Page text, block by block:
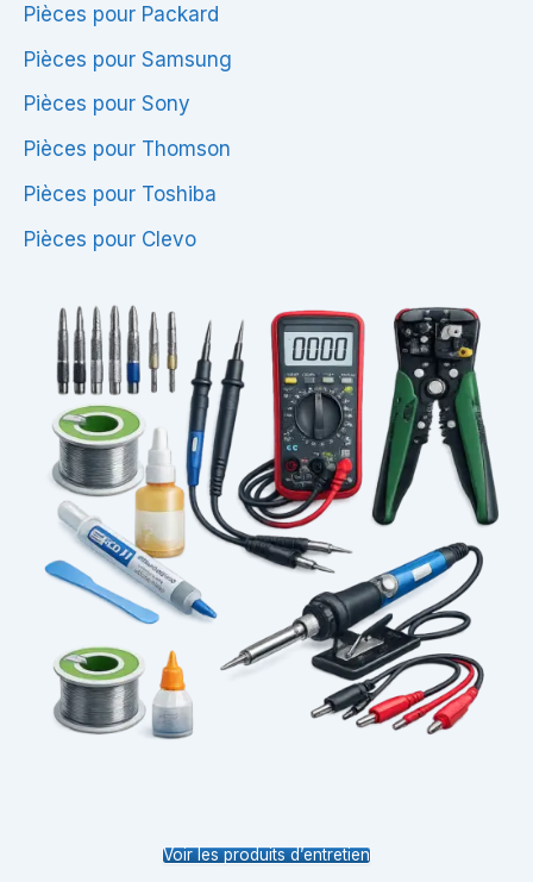
Pièces pour Packard
Pièces pour Samsung
Pièces pour Sony
Pièces pour Thomson
Pièces pour Toshiba
Pièces pour Clevo
Voir les produits d’entretien